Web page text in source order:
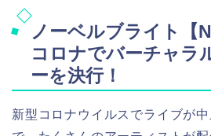
ノーベルブライト【
コロナでバーチャラ
ーを決行！
新型コロナウイルスでライブが